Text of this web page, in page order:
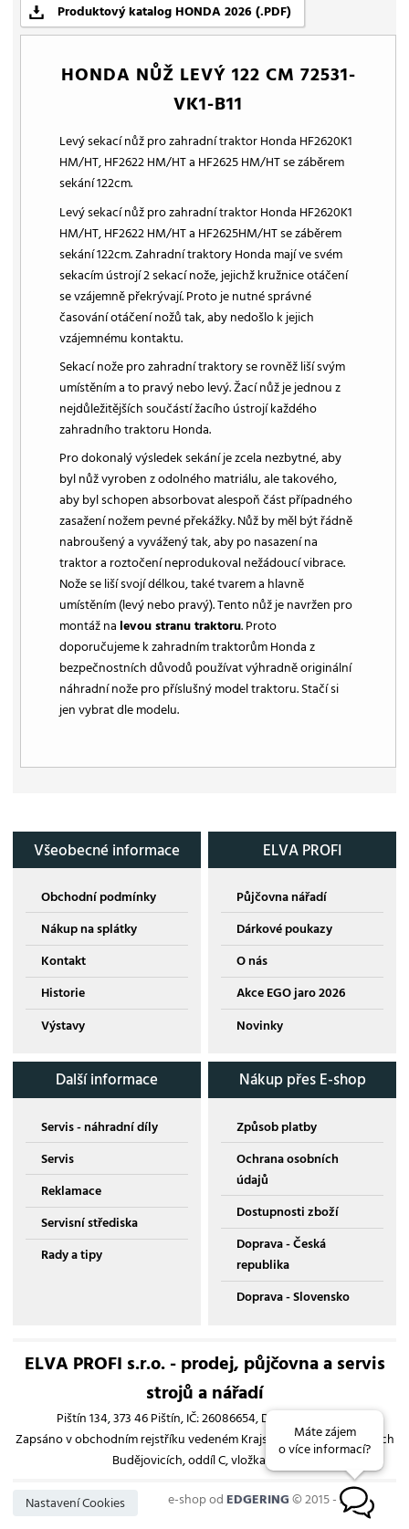
Produktový katalog HONDA 2026 (.PDF)
HONDA NŮŽ LEVÝ 122 CM 72531-
VK1-B11
Levý sekací nůž pro zahradní traktor Honda HF2620K1
HM/HT, HF2622 HM/HT a HF2625 HM/HT se záběrem
sekání 122cm.
Levý sekací nůž pro zahradní traktor Honda HF2620K1
HM/HT, HF2622 HM/HT a HF2625HM/HT se záběrem
sekání 122cm. Zahradní traktory Honda mají ve svém
sekacím ústrojí 2 sekací nože, jejichž kružnice otáčení
se vzájemně překrývají. Proto je nutné správné
časování otáčení nožů tak, aby nedošlo k jejich
vzájemnému kontaktu.
Sekací nože pro zahradní traktory se rovněž liší svým
umístěním a to pravý nebo levý. Žací nůž je jednou z
nejdůležitějších součástí žacího ústrojí každého
zahradního traktoru Honda.
Pro dokonalý výsledek sekání je zcela nezbytné, aby
byl nůž vyroben z odolného matriálu, ale takového,
aby byl schopen absorbovat alespoň část případného
zasažení nožem pevné překážky. Nůž by měl být řádně
nabroušený a vyvážený tak, aby po nasazení na
traktor a roztočení neprodukoval nežádoucí vibrace.
Nože se liší svojí délkou, také tvarem a hlavně
umístěním (levý nebo pravý). Tento nůž je navržen pro
montáž nalevou stranu traktoru. Proto
doporučujeme k zahradním traktorům Honda z
bezpečnostních důvodů používat výhradně originální
náhradní nože pro příslušný model traktoru. Stačí si
jen vybrat dle modelu.
Všeobecné informace
Obchodní podmínky
Nákup na splátky
Kontakt
Historie
Výstavy
ELVA PROFI
Půjčovna nářadí
Dárkové poukazy
O nás
Akce EGO jaro 2026
Novinky
Další informace
Servis - náhradní díly
Servis
Reklamace
Servisní střediska
Rady a tipy
Nákup přes E-shop
Způsob platby
Ochrana osobních
údajů
Dostupnosti zboží
Doprava - Česká
republika
Doprava - Slovensko
ELVA PROFI s.r.o. - prodej, půjčovna a servis
strojů a nářadí
Pištín 134, 373 46 Pištín, IČ: 26086654, DIČ: CZ26086654
Zapsáno v obchodním rejstříku vedeném Krajským soudem v Českých
Budějovicích, oddíl C, vložka 13193
Nastavení Cookies e-shop odEDGERING© 2015 - 2026
Máte zájem
o více informací?
B